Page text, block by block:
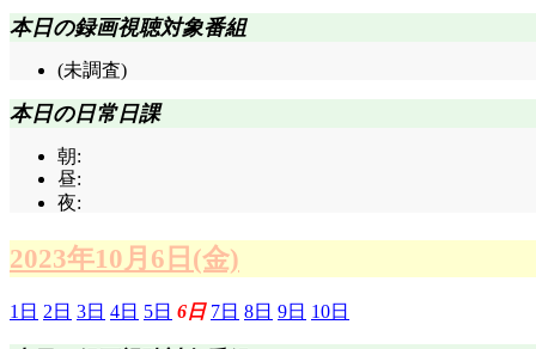
本日の録画視聴対象番組
(未調査)
本日の日常日課
朝:
昼:
夜:
2023年10月6日(金)
1日 2日 3日 4日 5日 6日 7日 8日 9日 10日